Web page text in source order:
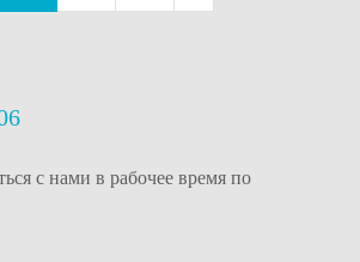
с нами в рабочее время по